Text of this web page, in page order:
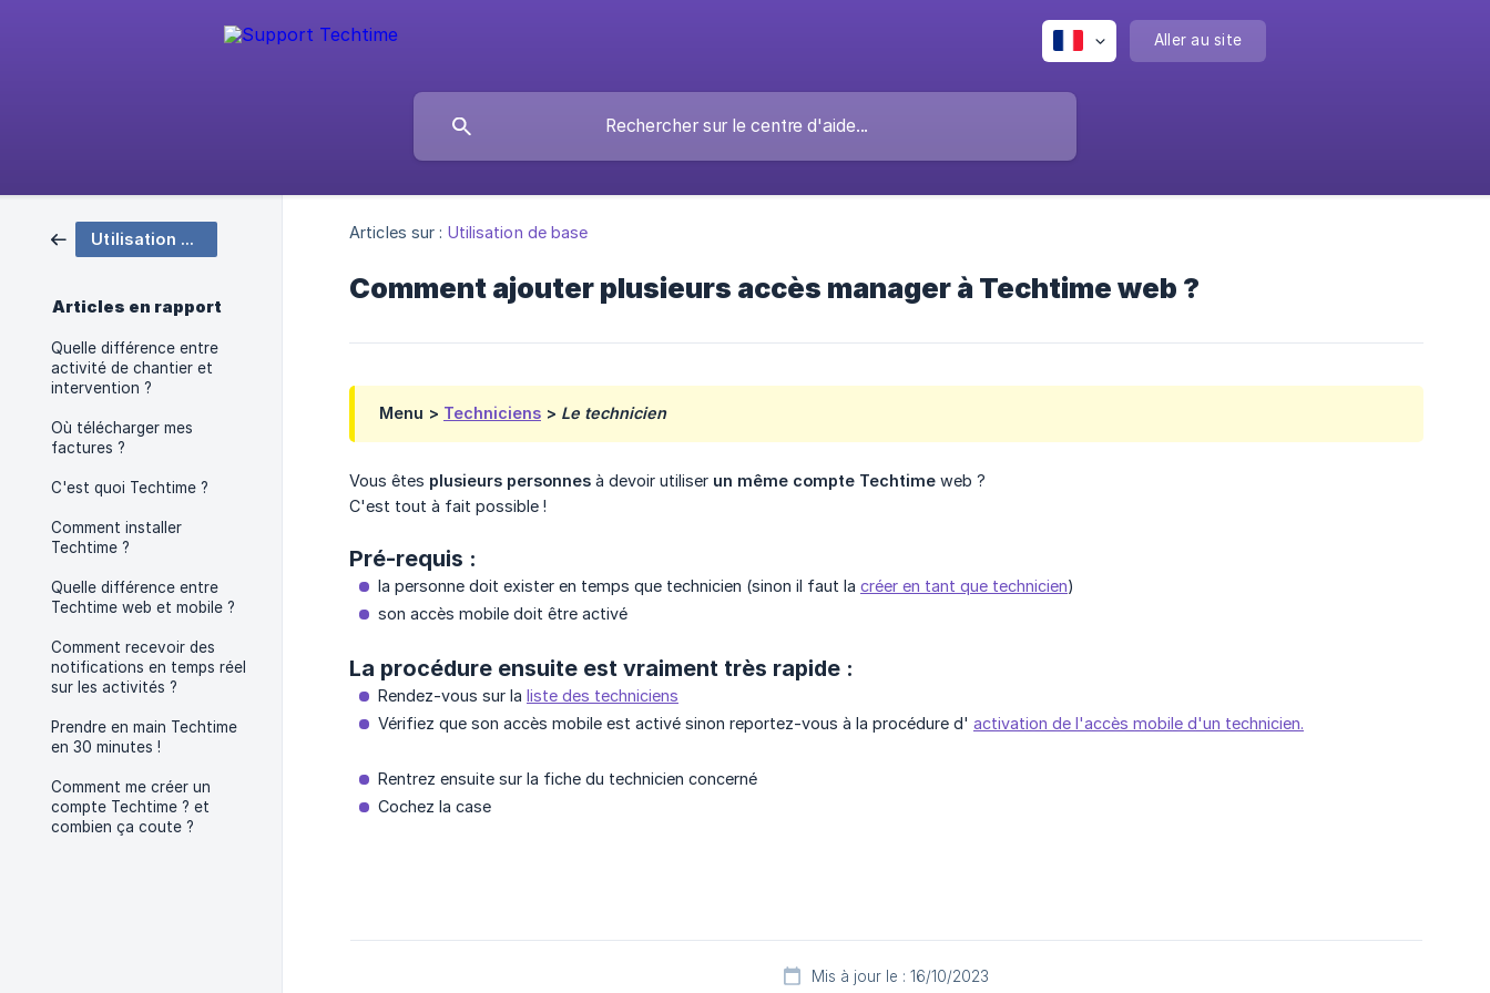
Aller au site
Utilisation de base
Articles en rapport
Quelle différence entre
activité de chantier et
intervention ?
Où télécharger mes
factures ?
C'est quoi Techtime ?
Comment installer
Techtime ?
Quelle différence entre
Techtime web et mobile ?
Comment recevoir des
notifications en temps réel
sur les activités ?
Prendre en main Techtime
en 30 minutes !
Comment me créer un
compte Techtime ? et
combien ça coute ?
Articles sur : Utilisation de base
Comment ajouter plusieurs accès manager à Techtime web ?
Menu > Techniciens > Le technicien
Vous êtes plusieurs personnes à devoir utiliser un même compte Techtime web ?
C'est tout à fait possible !
Pré-requis :
la personne doit exister en temps que technicien (sinon il faut la créer en tant que technicien)
son accès mobile doit être activé
La procédure ensuite est vraiment très rapide :
Rendez-vous sur la liste des techniciens
Vérifiez que son accès mobile est activé sinon reportez-vous à la procédure d' activation de l'accès mobile d'un technicien.
Rentrez ensuite sur la fiche du technicien concerné
Cochez la case
Mis à jour le : 16/10/2023